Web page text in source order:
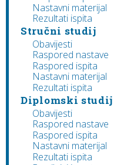
Nastavni materijal
Rezultati ispita
Stručni studij
Obavijesti
Raspored nastave
Raspored ispita
Nastavni materijal
Rezultati ispita
Diplomski studij
Obavijesti
Raspored nastave
Raspored ispita
Nastavni materijal
Rezultati ispita